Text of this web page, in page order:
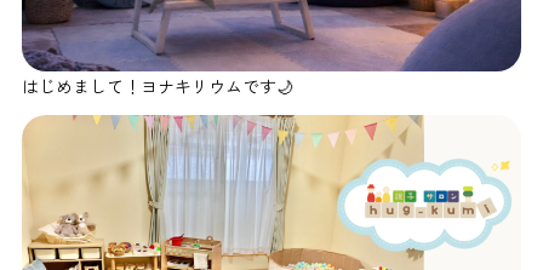
はじめまして！ヨナキリウムです🌙